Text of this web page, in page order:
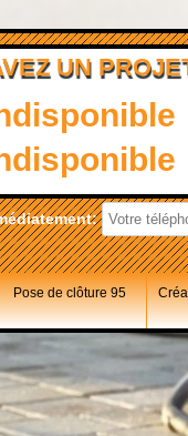
UN
Pose de clôture 95